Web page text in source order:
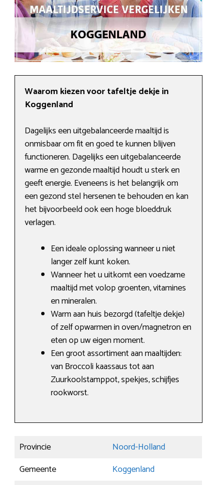
Waarom kiezen voor tafeltje dekje in
Koggenland
Dagelijks een uitgebalanceerde maaltijd is
onmisbaar om fit en goed te kunnen blijven
functioneren. Dagelijks een uitgebalanceerde
warme en gezonde maaltijd houdt u sterk en
geeft energie. Eveneens is het belangrijk om
een gezond stel hersenen te behouden en kan
het bijvoorbeeld ook een hoge bloeddruk
verlagen.
Een ideale oplossing wanneer u niet
langer zelf kunt koken.
Wanneer het u uitkomt een voedzame
maaltijd met volop groenten, vitamines
en mineralen.
Warm aan huis bezorgd (tafeltje dekje)
of zelf opwarmen in oven/magnetron en
eten op uw eigen moment.
Een groot assortiment aan maaltijden:
van Broccoli kaassaus tot aan
Zuurkoolstamppot, spekjes, schijfjes
rookworst.
Provincie
Noord-Holland
Gemeente
Koggenland